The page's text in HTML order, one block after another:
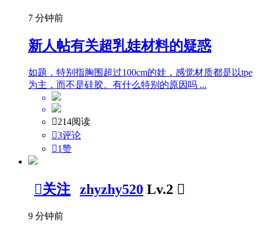
7 分钟前
新人帖有关超乳娃材料的疑惑
如题，特别指胸围超过100cm的娃，感觉材质都是以tpe
为主，而不是硅胶。有什么特别的原因吗 ...
214阅读
3评论
1赞
关注 zhyzhy520 Lv.2 
9 分钟前